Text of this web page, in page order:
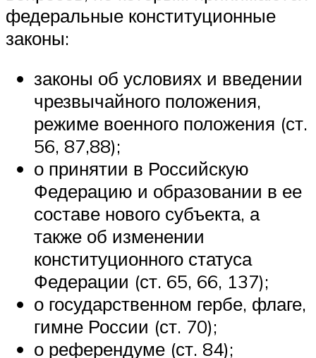
федеральные конституционные
законы:
законы об условиях и введении
чрезвычайного положения,
режиме военного положения (ст.
56, 87,88);
о принятии в Российскую
Федерацию и образовании в ее
составе нового субъекта, а
также об изменении
конституционного статуса
Федерации (ст. 65, 66, 137);
о государственном гербе, флаге,
гимне России (ст. 70);
о референдуме (ст. 84);